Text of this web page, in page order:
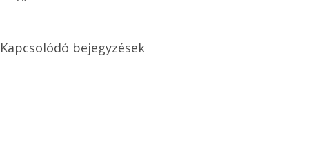
Kapcsolódó bejegyzések